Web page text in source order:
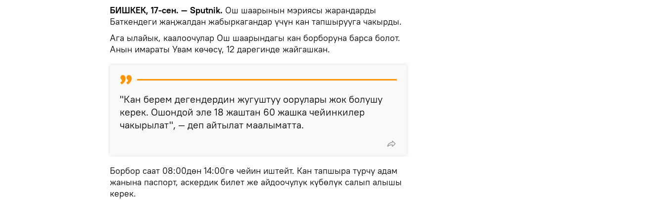
БИШКЕК, 17-сен. — Sputnik. Ош шаарынын мэриясы жарандарды
Баткендеги жаңжалдан жабыркагандар үчүн кан тапшырууга чакырды.
Ага ылайык, каалоочулар Ош шаарындагы кан борборуна барса болот.
Анын имараты Увам көчөсү, 12 дарегинде жайгашкан.
"Кан берем дегендердин жугуштуу оорулары жок болушу
керек. Ошондой эле 18 жаштан 60 жашка чейинкилер
чакырылат", — деп айтылат маалыматта.
Борбор саат 08:00дөн 14:00гө чейин иштейт. Кан тапшыра турчу адам
жанына паспорт, аскердик билет же айдоочулук күбөлүк салып алышы
керек.